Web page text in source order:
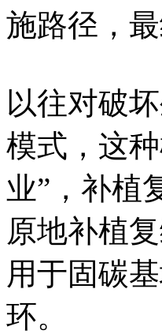
施路径，
以往对破
模式，这
业”，补植
原地补植
用于固碳
环。